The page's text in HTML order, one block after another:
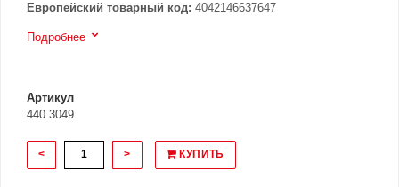
Европейский товарный код: 4042146637647
Подробнее
Артикул
440.3049
< > КУПИТЬ